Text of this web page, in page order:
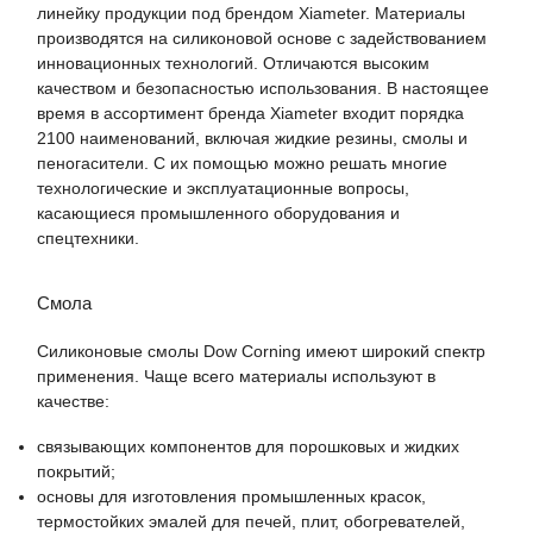
линейку продукции под брендом Xiameter. Материалы
производятся на силиконовой основе с задействованием
инновационных технологий. Отличаются высоким
качеством и безопасностью использования. В настоящее
время в ассортимент бренда Xiameter входит порядка
2100 наименований, включая жидкие резины, смолы и
пеногасители. С их помощью можно решать многие
технологические и эксплуатационные вопросы,
касающиеся промышленного оборудования и
спецтехники.
Смола
Силиконовые смолы Dow Corning имеют широкий спектр
применения. Чаще всего материалы используют в
качестве:
связывающих компонентов для порошковых и жидких
покрытий;
основы для изготовления промышленных красок,
термостойких эмалей для печей, плит, обогревателей,